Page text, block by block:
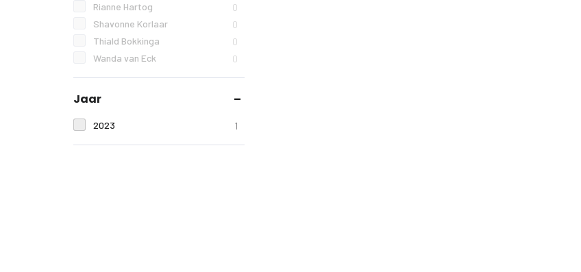
Rianne Hartog 0
Shavonne Korlaar 0
Thiald Bokkinga 0
Wanda van Eck 0
Jaar
2023 1